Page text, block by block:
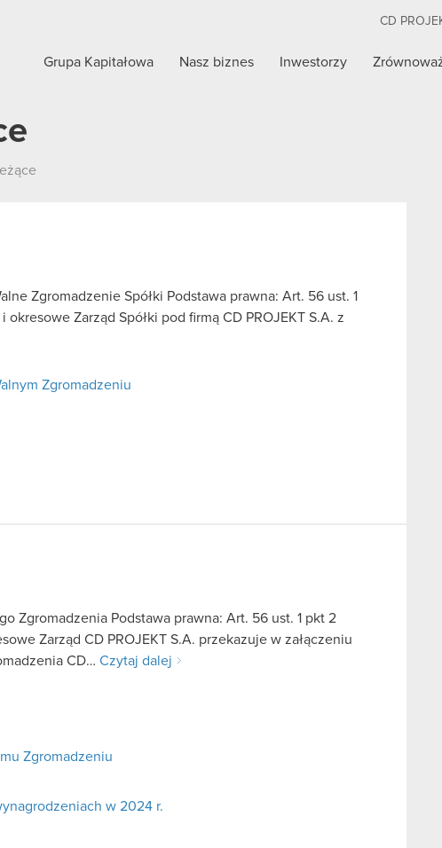
CD
Grupa Kapitałowa Nasz biznes Inwestorzy
Zgromadzenie Spółki Podstawa prawna: Art. 56 ust. 1
Zarząd Spółki pod firmą CD PROJEKT S.A. z
Zgromadzeniu
Zgromadzenia Podstawa prawna: Art. 56 ust. 1 pkt 2
Zarząd CD PROJEKT S.A. przekazuje w załączeniu
CD… Czytaj dalej
Zgromadzeniu
w 2024 r.